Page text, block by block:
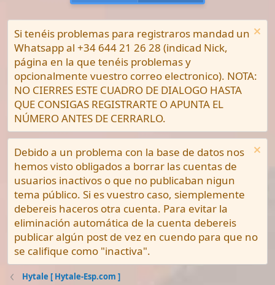
Si tenéis problemas para registraros mandad un
Whatsapp al +34 644 21 26 28 (indicad Nick,
página en la que tenéis problemas y
opcionalmente vuestro correo electronico). NOTA:
NO CIERRES ESTE CUADRO DE DIALOGO HASTA
QUE CONSIGAS REGISTRARTE O APUNTA EL
NÚMERO ANTES DE CERRARLO.
Debido a un problema con la base de datos nos
hemos visto obligados a borrar las cuentas de
usuarios inactivos o que no publicaban nigun
tema público. Si es vuestro caso, siemplemente
debereis haceros otra cuenta. Para evitar la
eliminación automática de la cuenta debereis
publicar algún post de vez en cuendo para que no
se califique como "inactiva".
Hytale [ Hytale-Esp.com ]